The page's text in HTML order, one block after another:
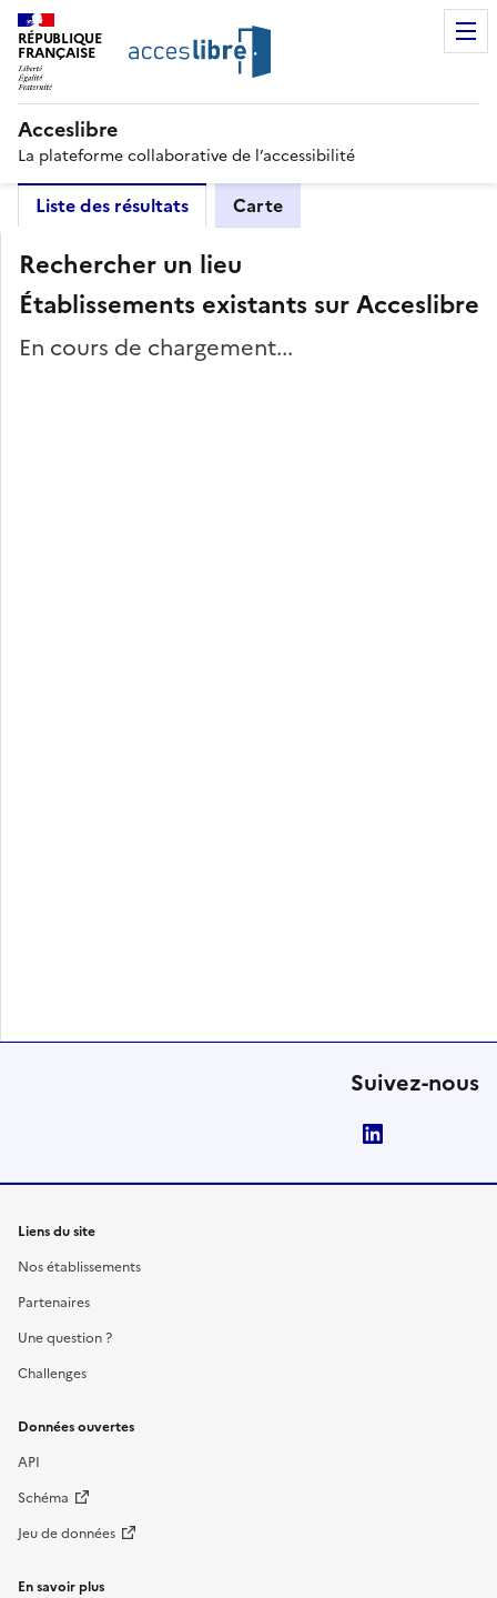
RÉPUBLIQUE
FRANÇAISE
Acceslibre
La plateforme collaborative de l’accessibilité
Liste des résultats Carte
Rechercher un lieu
Établissements existants sur Acceslibre
En cours de chargement...
Suivez-nous
Liens du site
Nos établissements
Partenaires
Une question ?
Challenges
Données ouvertes
API
Schéma
Jeu de données
En savoir plus